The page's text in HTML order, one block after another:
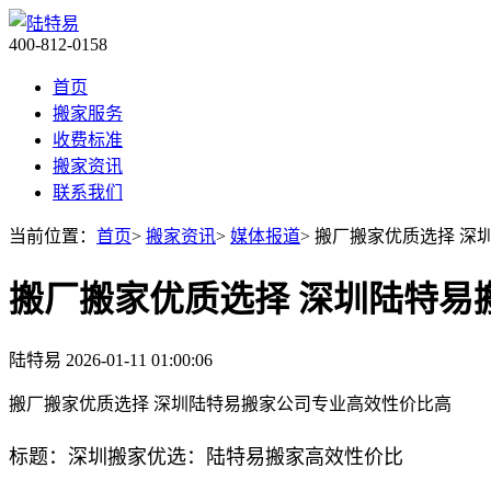
400-812-0158
首页
搬家服务
收费标准
搬家资讯
联系我们
当前位置： 首页> 搬家资讯> 媒体报道> 搬厂搬家优质选择 深
搬厂搬家优质选择 深圳陆特
陆特易 2026-01-11 01:00:06
搬厂搬家优质选择 深圳陆特易搬家公司专业高效性价比高
标题：深圳搬家优选：陆特易搬家高效性价比